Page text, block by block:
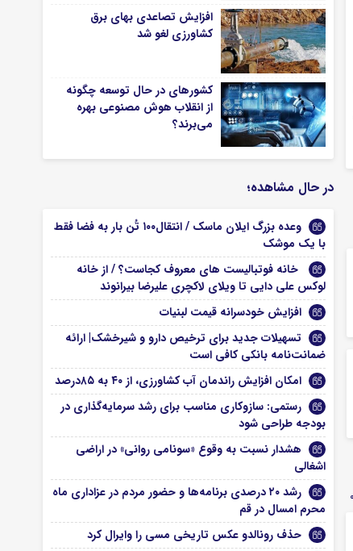
افزایش تصاعدی بهای برق
کشاورزی لغو شد
کشورهای در حال توسعه چگونه
از انقلاب هوش مصنوعی بهره
می‌برند؟
در حال مشاهده؛
وعده بزرگ ایلان ماسک / انتقال۱۰۰ تُن بار به فضا فقط
با یک موشک
خانه فوتبالیست های معروف کجاست؟ / از خانه
لوکس علی دایی تا ویلای لاکچری علیرضا بیرانوند
افزایش خودسرانه قیمت لبنیات
تسهیلات جدید برای ترخیص دارو و شیرخشک| ارائه
ضمانت‌نامه بانکی کافی است
امکان افزایش راندمان آب کشاورزی، از ۴۰ به ۸۵درصد
رستمی: سازوکاری مناسب برای رشد سرمایه‌گذاری در
بودجه طراحی شود
هشدار نسبت به وقوع «سونامی روانی» در اراضی
اشغالی
رشد ۲۰ درصدی برنامه‌ها و حضور مردم در عزاداری ماه
محرم امسال در قم
حذف رونالدو عکس تاریخی مسی را وایرال کرد